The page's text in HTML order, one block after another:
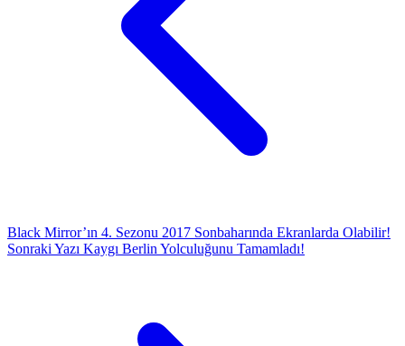
Black Mirror’ın 4. Sezonu 2017 Sonbaharında Ekranlarda Olabilir!
Sonraki Yazı Kaygı Berlin Yolculuğunu Tamamladı!